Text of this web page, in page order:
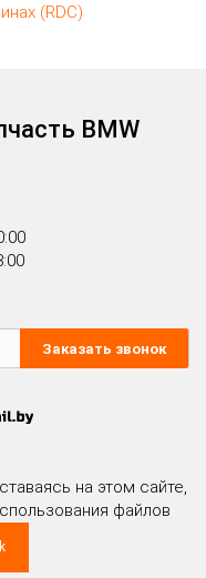
(RDC)
BMW
Заказать звонок
на этом сайте,
файлов